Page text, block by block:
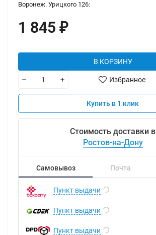
Воронеж. Урицкого 126:
1 845 ₽
В КОРЗИНУ
Избранное
Купить в 1 клик
Стоимость доставки в
Ростов-на-Дону
Самовывоз Почта
Пункт выдачи
Пункт выдачи
Пункт выдачи